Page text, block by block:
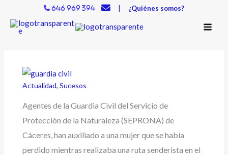
contenido
646 969 394 | ¿Quiénes somos?
Actualidad,Sucesos
Agentes de la Guardia Civil del Servicio de
Protección de la Naturaleza (SEPRONA) de
Cáceres, han auxiliado a una mujer que se había
perdido mientras realizaba una ruta senderista en el